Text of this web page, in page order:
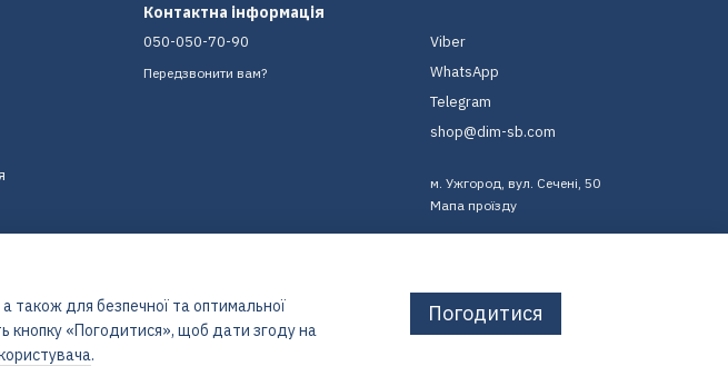
Контактна інформація
050-050-70-90
Передзвонити вам?
Viber
WhatsApp
Telegram
shop@dim-sb.com
м. Ужгород, вул. Сечені, 50
Мапа проїзду
також для безпечної та оптимальної
кнопку «Погодитися», щоб дати згоду на
.
Погодитися